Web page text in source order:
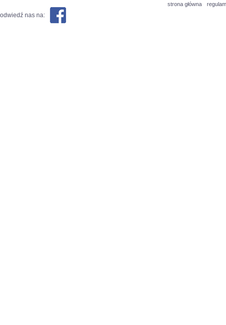
strona główna
odwiedź nas na: